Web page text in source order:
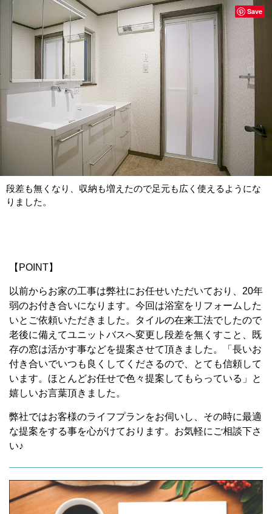
段差も無くなり、収納も増えたので足元も広く使えるようにな
りました。
Save
【POINT】
以前からお家の工事は弊社にお任せいただいており、20年
弱のお付き合いになります。今回は浴室をリフォームした
いとご依頼いただきました。タイルの在来工法でしたので
老後に備えてユニットバスへ変更し段差を無くすこと、既
存の窓は活かす事などを提案させて頂きました。「長いお
付き合いでいつも良くしてくださるので、とても信頼して
います。ほとんどお任せで色々提案してもらっている」と
嬉しいお言葉頂きました。
弊社ではお客様のライフプランをお伺いし、その時に最適
な提案をする事を心がけております。お気軽にご相談下さ
い♪